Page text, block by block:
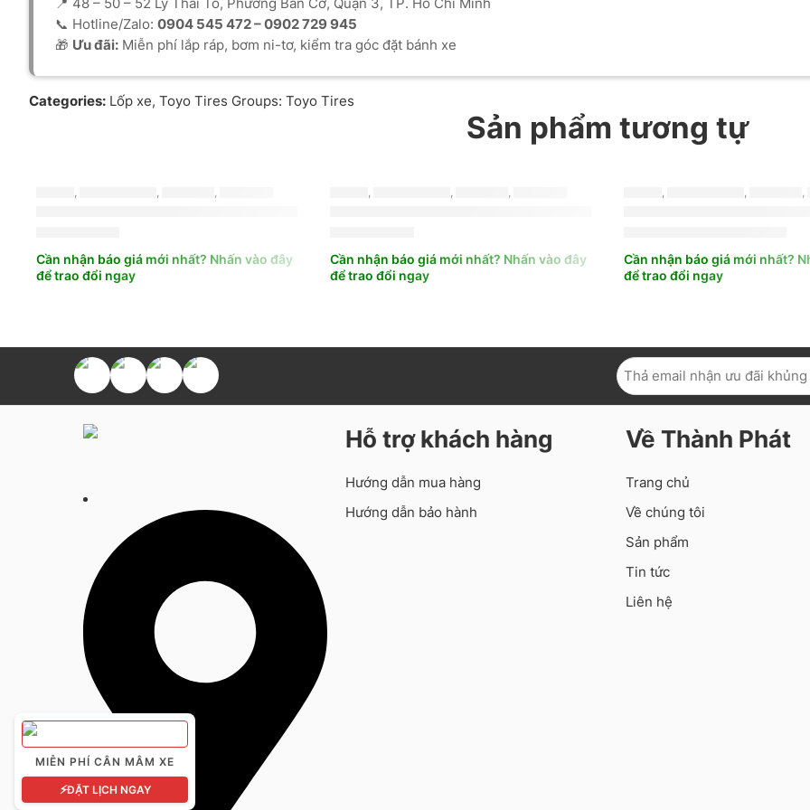
📍 48 – 50 – 52 Lý Thái Tổ, Phường Bàn Cờ, Quận 3, TP. Hồ Chí Minh
📞 Hotline/Zalo: 0904 545 472 – 0902 729 945
🎁 Ưu đãi: Miễn phí lắp ráp, bơm ni-tơ, kiểm tra góc đặt bánh xe
Categories: Lốp xe, Toyo Tires Groups: Toyo Tires
Sản phẩm tương tự
, , ,
Cần nhận báo giá mới nhất? Nhấn vào đây
để trao đổi ngay
, , ,
Cần nhận báo giá mới nhất? Nhấn vào đây
để trao đổi ngay
, , ,
Cần nhận báo giá mới nhất?
để trao đổi ngay
MIỄN PHÍ CÂN MÂM XE
⚡ĐẶT LỊCH NGAY
Hỗ trợ khách hàng
Hướng dẫn mua hàng
Hướng dẫn bảo hành
Về Thành Phát
Trang chủ
Về chúng tôi
Sản phẩm
Tin tức
Liên hệ